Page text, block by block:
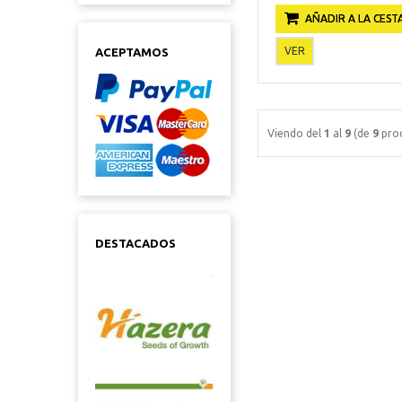
ACEPTAMOS
DESTACADOS
AÑADIR A LA
VER
Viendo del 1 al 9 (de 9